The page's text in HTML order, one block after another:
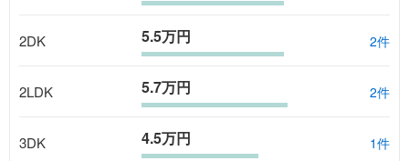
2DK 5.5万円 2件
2LDK 5.7万円 2件
3DK 4.5万円 1件